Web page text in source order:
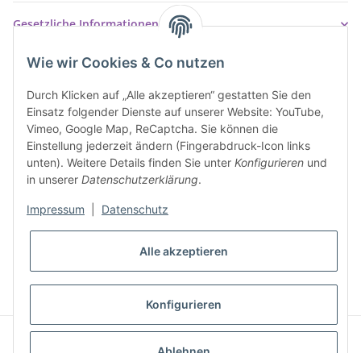
Wie wir Cookies & Co nutzen
Durch Klicken auf „Alle akzeptieren“ gestatten Sie den
Einsatz folgender Dienste auf unserer Website: YouTube,
Vimeo, Google Map, ReCaptcha. Sie können die
Einstellung jederzeit ändern (Fingerabdruck-Icon links
unten). Weitere Details finden Sie unter Konfigurieren und
in unserer Datenschutzerklärung.
Impressum Datenschutz
Alle akzeptieren
Konfigurieren
Gesetzliche Informationen
* Alle Preise inkl. gesetzlicher USt., inkl.
VERTRAG WIDERRUFEN
© Ziegler Badshop
JTL-Shop|FIRE JTL-Shop Template